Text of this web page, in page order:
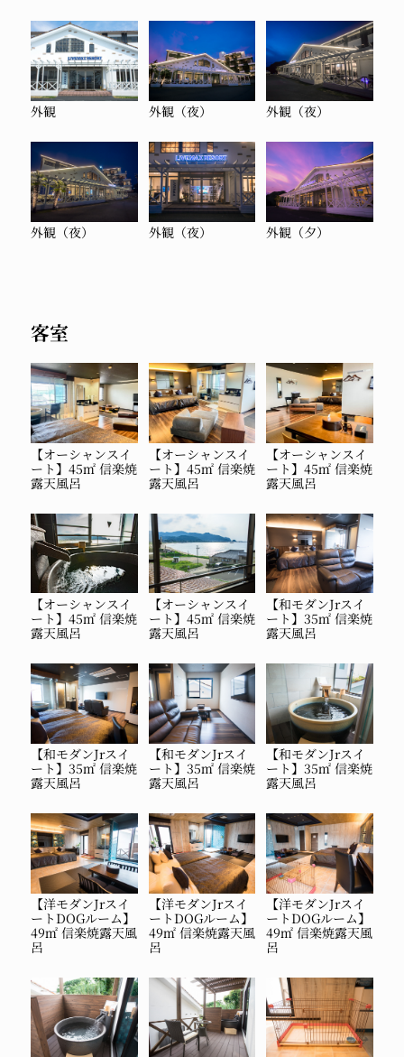
外観 外観（夜） 外観（夜）
外観（夜） 外観（夜） 外観（夕）
客室
【オーシャンスイ
ート】45㎡ 信楽焼
露天風呂
【オーシャンスイ
ート】45㎡ 信楽焼
露天風呂
【オーシャンスイ
ート】45㎡ 信楽焼
露天風呂
【オーシャンスイ
ート】45㎡ 信楽焼
露天風呂
【オーシャンスイ
ート】45㎡ 信楽焼
露天風呂
【和モダンJrスイ
ート】35㎡ 信楽焼
露天風呂
【和モダンJrスイ
ート】35㎡ 信楽焼
露天風呂
【和モダンJrスイ
ート】35㎡ 信楽焼
露天風呂
【和モダンJrスイ
ート】35㎡ 信楽焼
露天風呂
【洋モダンJrスイ
ートDOGルーム】
49㎡ 信楽焼露天風
呂
【洋モダンJrスイ
ートDOGルーム】
49㎡ 信楽焼露天風
呂
【洋モダンJrスイ
ートDOGルーム】
49㎡ 信楽焼露天風
呂